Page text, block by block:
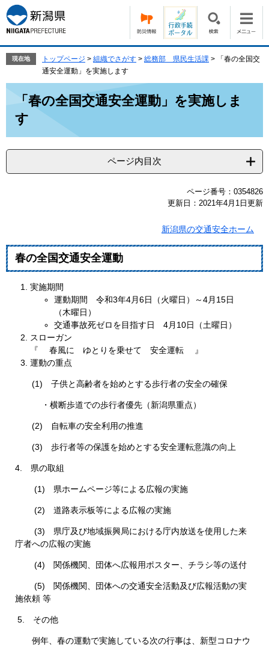
ー
ジ
の
で
ニ
ュ
ー
ば
現在地 トップページ > 組織でさがす > 総務部 県民生活課 >
「春の全国交
通安全運動」を実施します
「春の全国交通安全運動」を実施しま
す
ページ内目次
ページ番号：0354826
更新日：2021年4月1日更新
新潟県の交通安全ホーム
春の全国交通安全運動
実施期間
運動期間 令和3年4月6日（火曜日）～4月15日
（木曜日）
交通事故死ゼロを目指す日 4月10日（土曜日）
スローガン
『 春風に ゆとりを乗せて 安全運転 』
運動の重点
(1) 子供と高齢者を始めとする歩行者の安全の確保
・横断歩道での歩行者優先（新潟県重点）
(2) 自転車の安全利用の推進
(3) 歩行者等の保護を始めとする安全運転意識の向上
4. 県の取組
(1) 県ホームページ等による広報の実施
(2) 道路表示板等による広報の実施
(3) 県庁及び地域振興局における庁内放送を使用した来
庁者への広報の実施
(4) 関係機関、団体へ広報用ポスター、チラシ等の送付
(5) 関係機関、団体への交通安全活動及び広報活動の実
施依頼 等
5. その他
例年、春の運動で実施している次の行事は、新型コロナウ